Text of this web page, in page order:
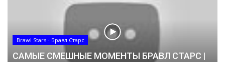
Brawl Stars - Бравл Старс
САМЫЕ СМЕШНЫЕ МОМЕНТЫ БРАВЛ СТАРС |